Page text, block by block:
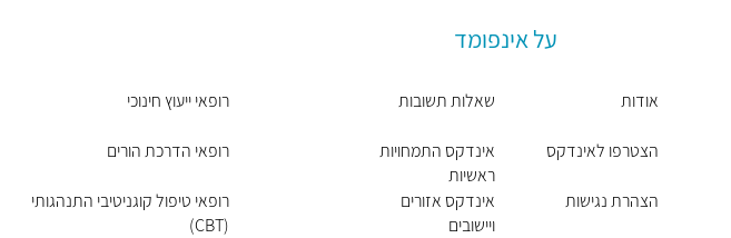
על אינפומד
אודות
הצטרפו לאינדקס
הצהרת נגישות
שאלות תשובות
אינדקס התמחויות
ראשיות
אינדקס אזורים
ויישובים
רופאי ייעוץ חינוכי
רופאי הדרכת הורים
רופאי טיפול קוגניטיבי התנהגותי
(CBT)